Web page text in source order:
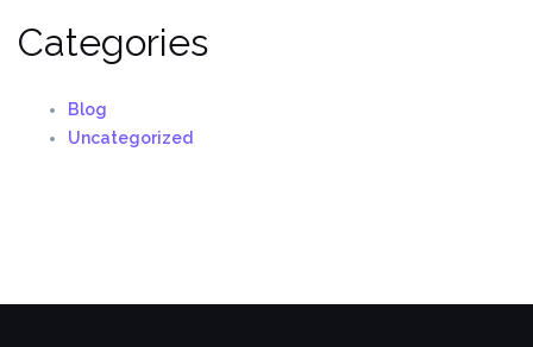
Categories
Blog
Uncategorized